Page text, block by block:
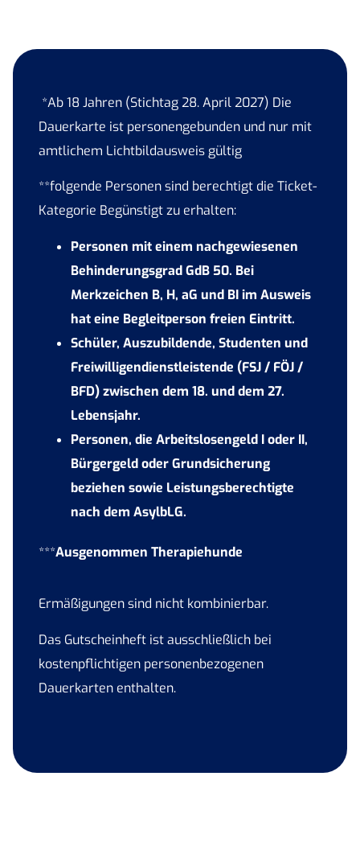
*Ab 18 Jahren (Stichtag 28. April 2027) Die
Dauerkarte ist personengebunden und nur mit
amtlichem Lichtbildausweis gültig
**folgende Personen sind berechtigt die Ticket-
Kategorie Begünstigt zu erhalten:
Personen mit einem nachgewiesenen
Behinderungsgrad GdB 50. Bei
Merkzeichen B, H, aG und BI im Ausweis
hat eine Begleitperson freien Eintritt.
Schüler, Auszubildende, Studenten und
Freiwilligendienstleistende (FSJ / FÖJ /
BFD) zwischen dem 18. und dem 27.
Lebensjahr.
Personen, die Arbeitslosengeld I oder II,
Bürgergeld oder Grundsicherung
beziehen sowie Leistungsberechtigte
nach dem AsylbLG.
***Ausgenommen Therapiehunde
Ermäßigungen sind nicht kombinierbar.
Das Gutscheinheft ist ausschließlich bei
kostenpflichtigen personenbezogenen
Dauerkarten enthalten.